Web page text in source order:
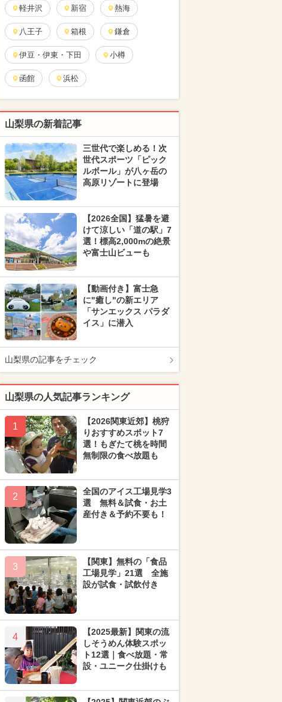
軽井沢 新宿 熱海
八王子 箱根 鎌倉
伊豆・伊東・下田 小樽
函館 浜松
山梨県の新着記事
三世代で楽しめる！次
世代スポーツ「ピック
ルボール」が八ヶ岳の
高原リゾートに登場
【2026全国】猛暑を避
けて涼しい「道の駅」7
選！標高2,000mの絶景
や富士山ビューも
【動画付き】富士急
に"癒し"の新エリア
「サンエックス パラダ
イス」に潜入
山梨県の記事をチェック
山梨県の人気記事ランキング
1
【2026関東近郊】桃狩
りおすすめスポット7
選！もぎたて桃を時間
無制限の食べ放題も
2
全国のアイス工場見学3
選 無料＆試食・お土
産付き＆予約不要も！
3
【関東】無料の「食品
工場見学」21選 全施
設が試食・試飲付き
4
【2025最新】関東の流
しそうめん体験スポッ
ト12選｜食べ放題・常
設・ユニーク仕掛けも